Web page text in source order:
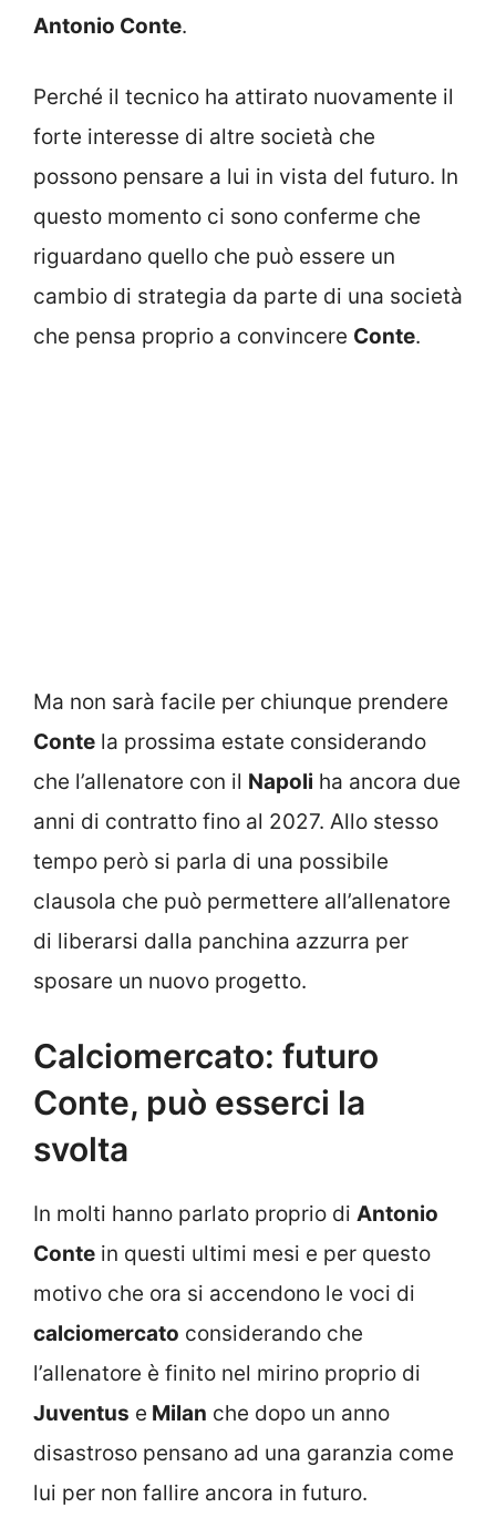
Antonio Conte.
Perché il tecnico ha attirato nuovamente il
forte interesse di altre società che
possono pensare a lui in vista del futuro. In
questo momento ci sono conferme che
riguardano quello che può essere un
cambio di strategia da parte di una società
che pensa proprio a convincere Conte.
Ma non sarà facile per chiunque prendere
Conte la prossima estate considerando
che l’allenatore con il Napoli ha ancora due
anni di contratto fino al 2027. Allo stesso
tempo però si parla di una possibile
clausola che può permettere all’allenatore
di liberarsi dalla panchina azzurra per
sposare un nuovo progetto.
Calciomercato: futuro
Conte, può esserci la
svolta
In molti hanno parlato proprio di Antonio
Conte in questi ultimi mesi e per questo
motivo che ora si accendono le voci di
calciomercato considerando che
l’allenatore è finito nel mirino proprio di
Juventus e Milan che dopo un anno
disastroso pensano ad una garanzia come
lui per non fallire ancora in futuro.